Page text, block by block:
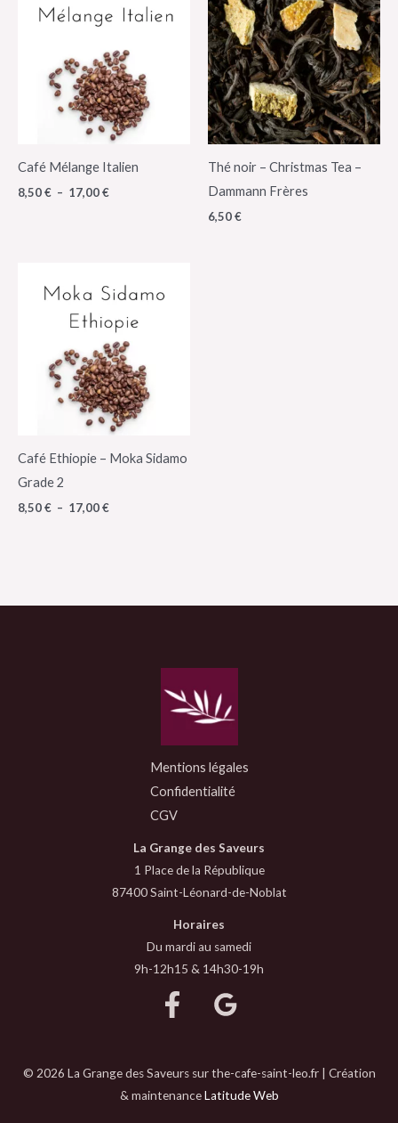
Café Mélange Italien
8,50€ – 17,00€
prix :
8,50 €
17,00 €
Thé noir – Christmas Tea –
Dammann Frères
6,50€
Café Ethiopie – Moka Sidamo
Grade 2
8,50€ – 17,00€
de
prix :
8,50 €
à
17,00 €
Mentions légales
Confidentialité
CGV
La Grange des Saveurs
1 Place de la République
87400 Saint-Léonard-de-Noblat
Horaires
Du mardi au samedi
9h-12h15 & 14h30-19h
© 2026 La Grange des Saveurs sur the-cafe-saint-leo.fr | Création
& maintenanceLatitude Web